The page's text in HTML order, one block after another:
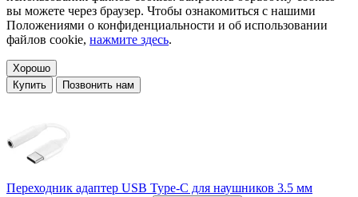
вы можете через браузер. Чтобы ознакомиться с нашими
Положениями о конфиденциальности и об использовании
файлов cookie, нажмите здесь.
Хорошо
Купить
Позвонить нам
Переходник адаптер USB Type-C для наушников 3.5 мм